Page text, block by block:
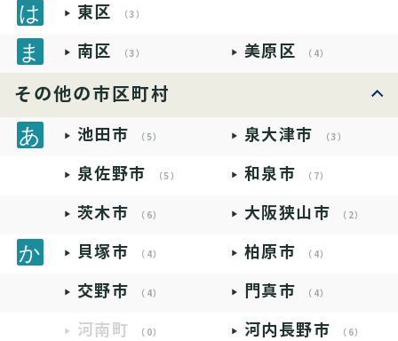
東区 （3）
南区 （3） 美原区 （4）
その他の市区町村
池田市 （5） 泉大津市 （3）
泉佐野市 （5） 和泉市 （7）
茨木市 （6） 大阪狭山市 （2）
貝塚市 （4） 柏原市 （4）
交野市 （4） 門真市 （4）
河南町 （0） 河内長野市 （6）